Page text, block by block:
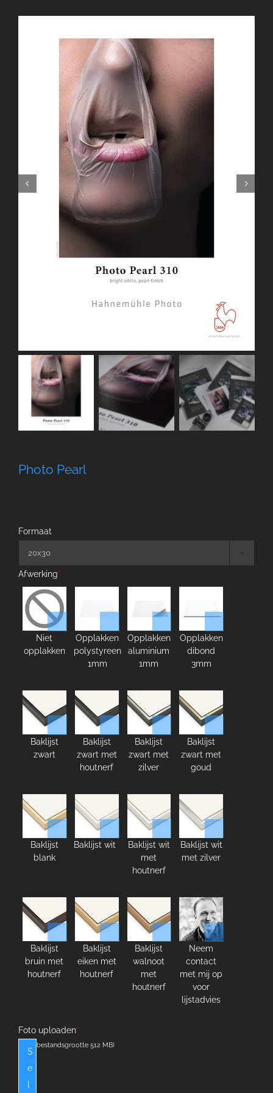
Photo Pearl
Formaat
*
Afwerking
Niet
opplakken
Opplakken
polystyreen
1mm
Opplakken
aluminium
1mm
Opplakken
dibond
3mm
Baklijst
zwart
Baklijst
zwart met
houtnerf
Baklijst
zwart met
zilver
Baklijst
zwart met
goud
Baklijst
blank
Baklijst wit
Baklijst wit
met
houtnerf
Baklijst wit
met zilver
Baklijst
bruin met
houtnerf
Baklijst
eiken met
houtnerf
Baklijst
walnoot
met
houtnerf
Neem
contact
met mij op
voor
lijstadvies
*
Foto uploaden
S
e
(max. bestandsgrootte 512 MB)